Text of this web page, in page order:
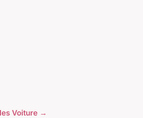
Voiture →